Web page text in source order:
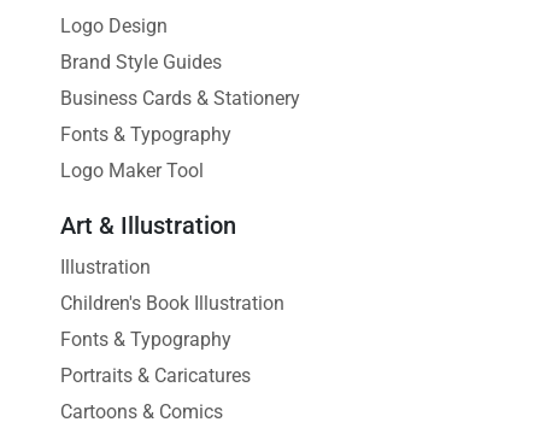
Logo Design
Brand Style Guides
Business Cards & Stationery
Fonts & Typography
Logo Maker Tool
Art & Illustration
Illustration
Children's Book Illustration
Fonts & Typography
Portraits & Caricatures
Cartoons & Comics